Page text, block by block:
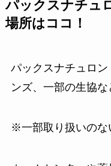
パックスナチュ
場所はココ！
パックスナチュロ
ンズ、一部の生協な
※一部取り扱いのな